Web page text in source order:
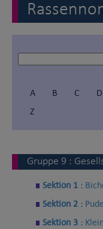
A B C D
Z
Gruppe 9 :
Sektion 1 :
Sektion 2 :
Sektion 3 :